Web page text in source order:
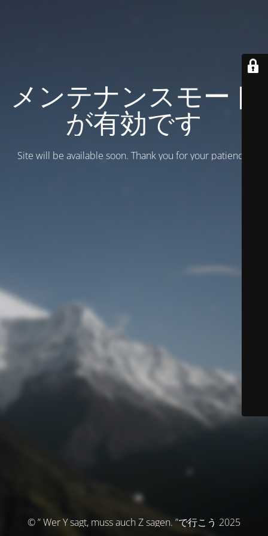
メンテナンスモード
が有効です
Site will be available soon. Thank you for your patience!
© ” Wer Y sagt, muss auch Z sagen. ”で行こう 2025